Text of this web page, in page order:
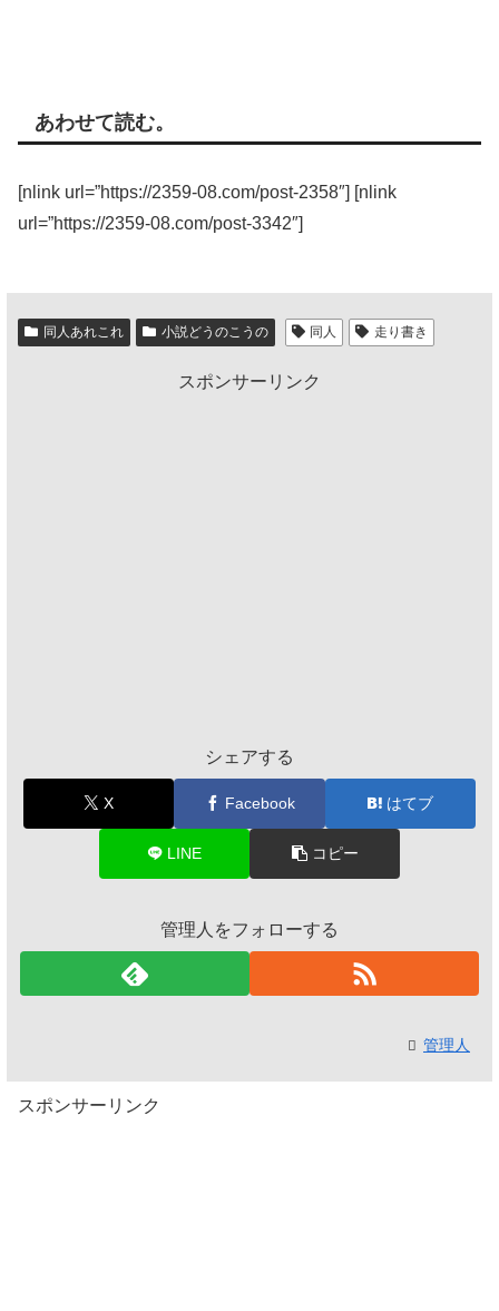
あわせて読む。
[nlink url=”https://2359-08.com/post-2358″] [nlink
url=”https://2359-08.com/post-3342″]
同人あれこれ 小説どうのこうの 同人 走り書き
スポンサーリンク
シェアする
X Facebook はてブ
LINE コピー
管理人をフォローする
管理人
スポンサーリンク